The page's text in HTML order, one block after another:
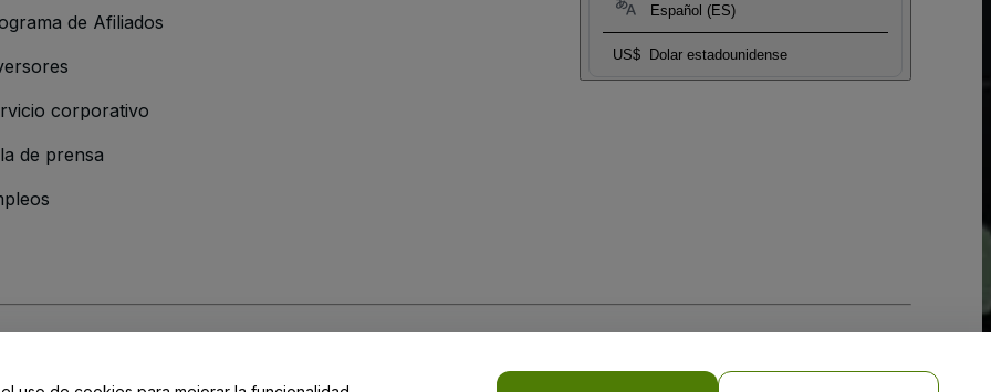
Español (ES)
US$ Dolar estadounidense
de Afiliados
corporativo
de prensa
y de laPolítica de Privacidad para Móviles